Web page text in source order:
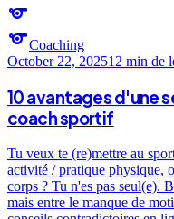
sports
sportsCoaching
October 22, 202512 min de
10 avantages d'une
coach sportif
Tu veux te (re)mettre au
activité / pratique physique,
corps ? Tu n'es pas seul(e).
mais entre le manque de